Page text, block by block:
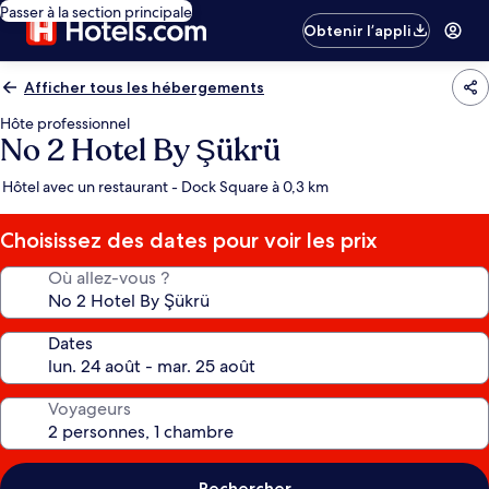
Passer à la section principale
Obtenir l’appli
Afficher tous les hébergements
Hôte professionnel
No 2 Hotel By Şükrü
Hôtel avec un restaurant - Dock Square à 0,3 km
Choisissez des dates pour voir les prix
Où allez-vous ?
Dates
Voyageurs